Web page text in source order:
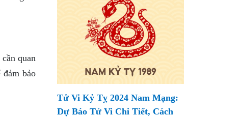
quan
bảo
Tử Vi Kỷ Tỵ 2024 Nam Mạng:
Dự Báo Tử Vi Chi Tiết, Cách